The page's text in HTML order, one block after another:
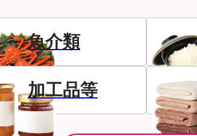
魚介類
加工品等